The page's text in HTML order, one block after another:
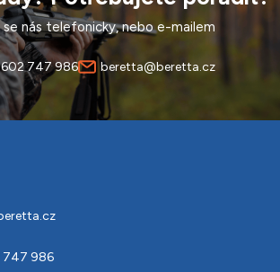
nás telefonicky, nebo e-mailem
747 986 beretta@beretta.cz
747 986